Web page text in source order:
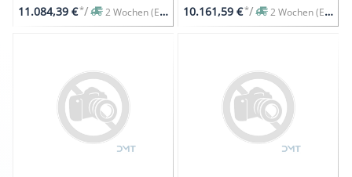
11.084,39 €*/ 2 Wochen (Expresslieferung auf Anfrage) 10.161,59 €*/ 2 Wochen (Expresslieferung auf Anfrage)